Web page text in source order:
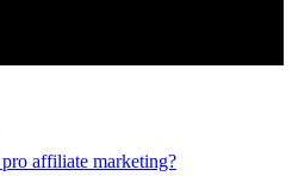
affiliate marketing?